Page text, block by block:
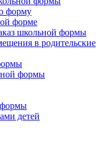
форму
форме
школьной формы
в родительские
формы
детей